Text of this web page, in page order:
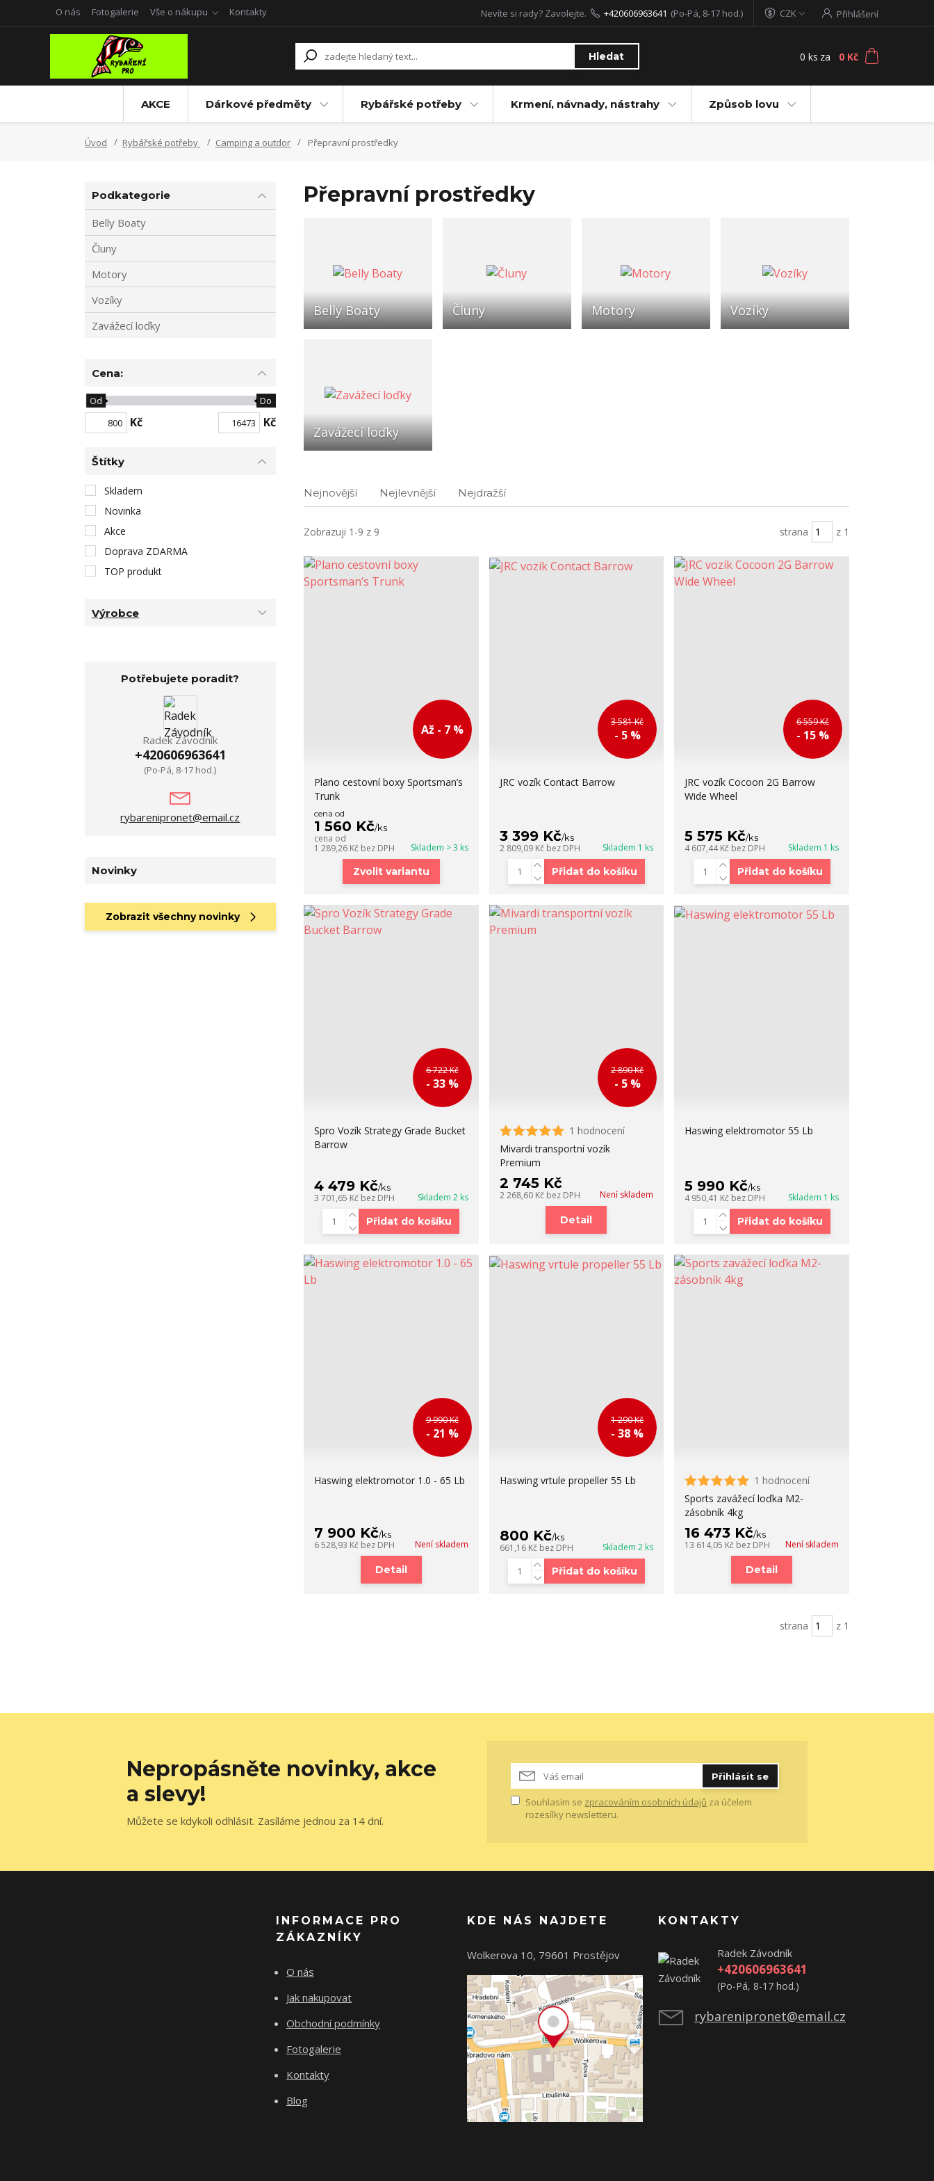
O nás Fotogalerie Vše o nákupu Kontakty CZK Přihlášení
Hledat
Nevíte si rady? Zavolejte. +420606963641 (Po-Pá, 8-17 hod.)
0 ks za 0 Kč
AKCE Dárkové předměty Rybářské potřeby Krmení, návnady, nástrahy Způsob lovu
Úvod Rybářské potřeby Camping a outdor Přepravní prostředky
Přepravní prostředky
Belly Boaty Čluny Motory Vozíky
Zavážecí loďky
Nejnovější Nejlevnější Nejdražší
Zobrazuji 1-9 z 9 strana z 1
Až - 7 %
Plano cestovní boxy Sportsman’s
Trunk
cena od
1 560 Kč/ks
cena od
1 289,26 Kč bez DPH Skladem > 3 ks
Zvolit variantu
3 581 Kč
- 5 %
JRC vozík Contact Barrow
3 399 Kč/ks
2 809,09 Kč bez DPH Skladem 1 ks
Přidat do košíku
6 559 Kč
- 15 %
JRC vozík Cocoon 2G Barrow
Wide Wheel
5 575 Kč/ks
4 607,44 Kč bez DPH Skladem 1 ks
Přidat do košíku
6 722 Kč
- 33 %
Spro Vozík Strategy Grade Bucket
Barrow
4 479 Kč/ks
3 701,65 Kč bez DPH Skladem 2 ks
Přidat do košíku
2 890 Kč
- 5 %
1 hodnocení
Mivardi transportní vozík
Premium
2 745 Kč
2 268,60 Kč bez DPH Není skladem
Detail
Haswing elektromotor 55 Lb
5 990 Kč/ks
4 950,41 Kč bez DPH Skladem 1 ks
Přidat do košíku
9 990 Kč
- 21 %
Haswing elektromotor 1.0 - 65 Lb
7 900 Kč/ks
6 528,93 Kč bez DPH Není skladem
Detail
1 290 Kč
- 38 %
Haswing vrtule propeller 55 Lb
800 Kč/ks
661,16 Kč bez DPH Skladem 2 ks
Přidat do košíku
1 hodnocení
Sports zavážecí loďka M2-
zásobník 4kg
16 473 Kč/ks
13 614,05 Kč bez DPH Není skladem
Detail
strana z 1
Podkategorie
Belly Boaty
Čluny
Motory
Vozíky
Zavážecí loďky
Cena:
Kč
Od Do
Kč
Štítky
Skladem
Novinka
Akce
Doprava ZDARMA
TOP produkt
Výrobce
Potřebujete poradit?
Radek Závodník
+420606963641
(Po-Pá, 8-17 hod.)
rybarenipronet@email.cz
Novinky
Zobrazit všechny novinky
Nepropásněte novinky, akce
a slevy!
Můžete se kdykoli odhlásit. Zasíláme jednou za 14 dní.
Přihlásit se
Souhlasím se zpracováním osobních údajů za účelem
rozesílky newsletteru.
INFORMACE PRO
ZÁKAZNÍKY
O nás
Jak nakupovat
Obchodní podmínky
Fotogalerie
Kontakty
Blog
KDE NÁS NAJDETE
Wolkerova 10, 79601 Prostějov
KONTAKTY
Radek Závodník
+420606963641
(Po-Pá, 8-17 hod.)
rybarenipronet@email.cz